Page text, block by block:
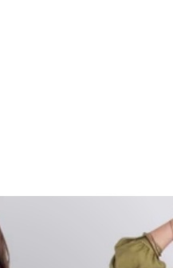
legen